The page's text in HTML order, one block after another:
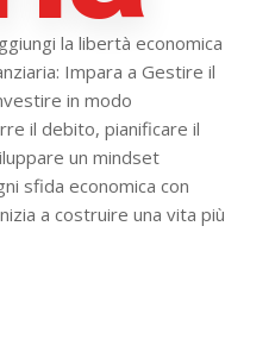
la libertà economica
Impara a Gestire il
in modo
il debito, pianificare il
un mindset
sfida economica con
a costruire una vita più